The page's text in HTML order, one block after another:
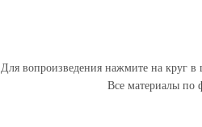
Для вопроизведения нажмите на круг в
Все материалы по